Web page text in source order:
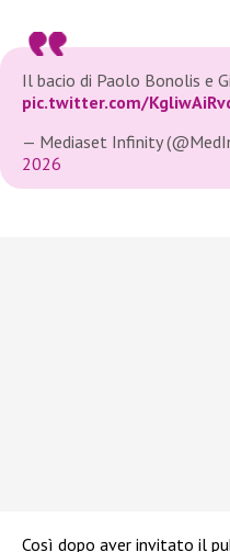
Il bacio di Paolo Bonolis e
pic.twitter.com/
— Mediaset Infinity
2026
Così dopo aver invitato il